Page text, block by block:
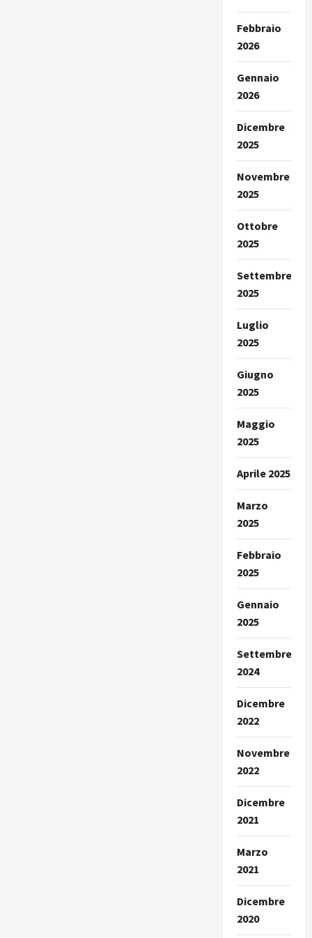
Febbraio
2026
Gennaio
2026
Dicembre
2025
Novembre
2025
Ottobre
2025
Settembre
2025
Luglio
2025
Giugno
2025
Maggio
2025
Aprile 2025
Marzo
2025
Febbraio
2025
Gennaio
2025
Settembre
2024
Dicembre
2022
Novembre
2022
Dicembre
2021
Marzo
2021
Dicembre
2020